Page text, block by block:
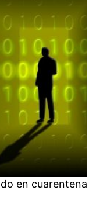
en cuarentena